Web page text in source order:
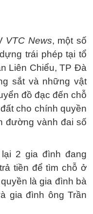
VTC News, một số
trái phép tại tổ
Liên Chiểu, TP Đà
sắt và những vật
đồ đạc đến chỗ
cho chính quyền
đường vành đai số
2 gia đình đang
tiền để tìm chỗ ở
là gia đình bà
gia đình ông Trần